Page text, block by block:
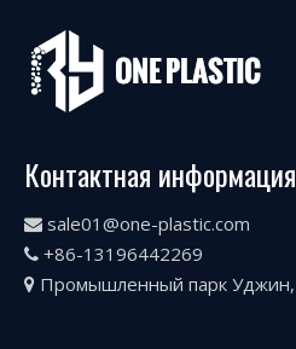
Контактная информация
 sale01@one-plastic.com
 +86-13196442269
 Промышленный парк Уджин,